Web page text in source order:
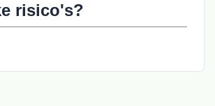
risico's?